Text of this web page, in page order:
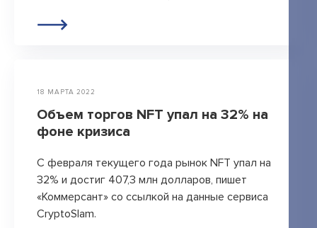
18 МАРТА 2022
Объем торгов NFT упал на 32% на
фоне кризиса
С февраля текущего года рынок NFT упал на
32% и достиг 407,3 млн долларов, пишет
«Коммерсант» со ссылкой на данные сервиса
CrуptoSlam.